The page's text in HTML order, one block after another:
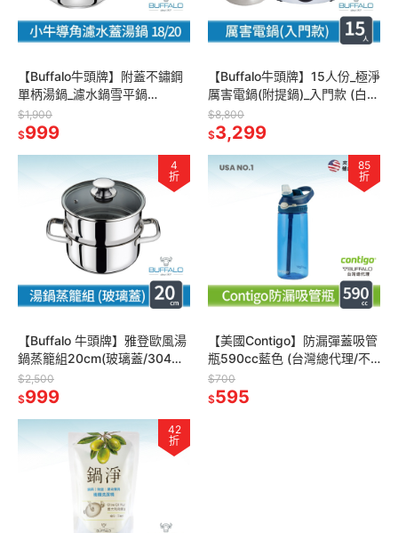
【Buffalo牛頭牌】附蓋不鏽鋼
單柄湯鍋_濾水鍋雪平鍋
18/20cm(304不鏽鋼/瀝水
鍋/IH/電磁爐亦適用)
$1,900
$999
【Buffalo牛頭牌】15人份_極淨
厲害電鍋(附提鍋)_入門款 (白/
可分離式牛頭鋼內鍋/304不鏽
鋼)
$8,800
$3,299
4
折
【Buffalo 牛頭牌】雅登歐風湯
鍋蒸籠組20cm(玻璃蓋/304不
鏽鋼湯鍋/蒸鍋/IH電磁爐可)
$2,500
$999
85
折
【美國Contigo】防漏彈蓋吸管
瓶590cc藍色 (台灣總代理/不
含雙酚A/運動水瓶 /水壺/吸
嘴/Ashland)
$700
$595
42
折